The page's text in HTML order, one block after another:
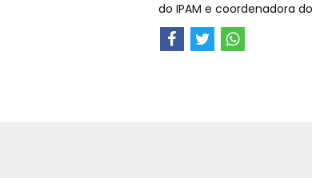
do IPAM e coordenadora